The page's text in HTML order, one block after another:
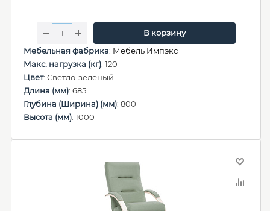
В корзину
Мебельная фабрика: Мебель Импэкс
Макс. нагрузка (кг): 120
Цвет: Светло-зеленый
Длина (мм): 685
Глубина (Ширина) (мм): 800
Высота (мм): 1000